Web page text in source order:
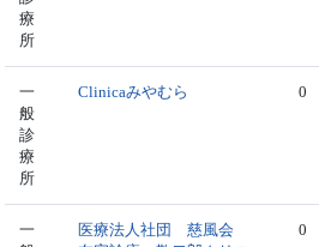
療
所
一
般
診
療
所
Clinicaみやむら 0
一
医療法人社団 慈風会
0